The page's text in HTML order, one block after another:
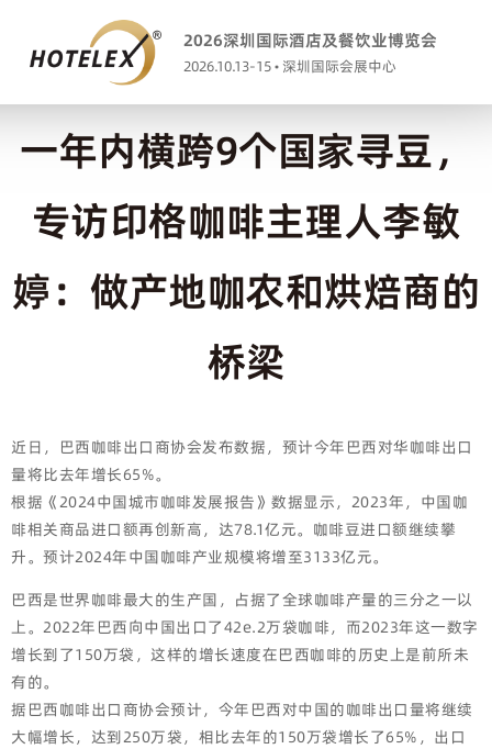
2026深圳国际酒店及餐饮业博览会
2026.10.13-15 • 深圳国际会展中心
一年内横跨9个国家寻豆，
专访印格咖啡主理人李敏
婷：做产地咖农和烘焙商的
桥梁
近日，巴西咖啡出口商协会发布数据，预计今年巴西对华咖啡出口
量将比去年增长65%。
根据《2024中国城市咖啡发展报告》数据显示，2023年，中国咖
啡相关商品进口额再创新高，达78.1亿元。咖啡豆进口额继续攀
升。预计2024年中国咖啡产业规模将增至3133亿元。
巴西是世界咖啡最大的生产国，占据了全球咖啡产量的三分之一以
上。2022年巴西向中国出口了42e.2万袋咖啡，而2023年这一数字
增长到了150万袋，这样的增长速度在巴西咖啡的历史上是前所未
有的。
据巴西咖啡出口商协会预计，今年巴西对中国的咖啡出口量将继续
大幅增长，达到250万袋，相比去年的150万袋增长了65%，出口